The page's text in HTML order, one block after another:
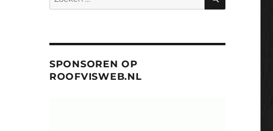
naar:
SPONSOREN OP
ROOFVISWEB.NL